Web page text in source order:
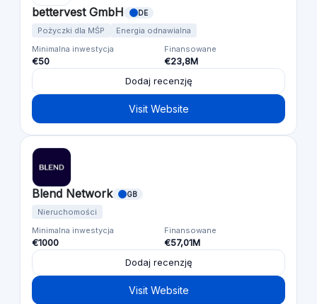
bettervest GmbH DE
Pożyczki dla MŚP
Energia odnawialna
Minimalna inwestycja
€50
Finansowane
€23,8M
Dodaj recenzję
Visit Website
Blend Network GB
Nieruchomości
Minimalna inwestycja
€1000
Finansowane
€57,01M
Dodaj recenzję
Visit Website